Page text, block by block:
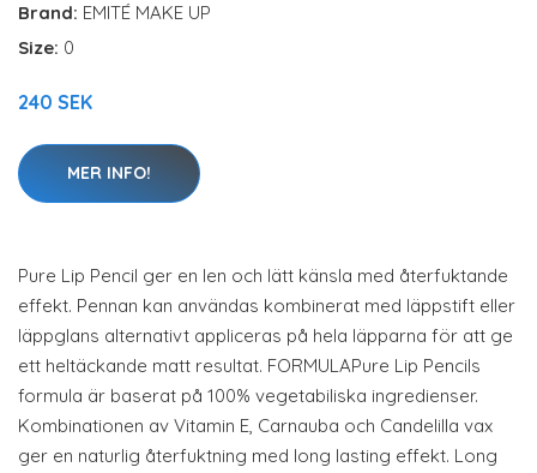
Brand: EMITÉ MAKE UP
Size: 0
240 SEK
MER INFO!
Pure Lip Pencil ger en len och lätt känsla med återfuktande
effekt. Pennan kan användas kombinerat med läppstift eller
läppglans alternativt appliceras på hela läpparna för att ge
ett heltäckande matt resultat. FORMULAPure Lip Pencils
formula är baserat på 100% vegetabiliska ingredienser.
Kombinationen av Vitamin E, Carnauba och Candelilla vax
ger en naturlig återfuktning med long lasting effekt. Long